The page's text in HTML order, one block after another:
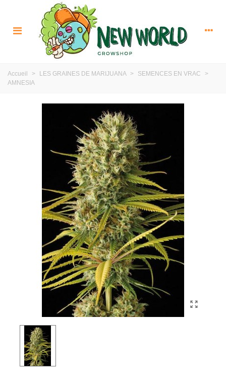
Accueil > LES GRAINES DE MARIJUANA > SEMENCES EN VRAC
>
AMNESIA